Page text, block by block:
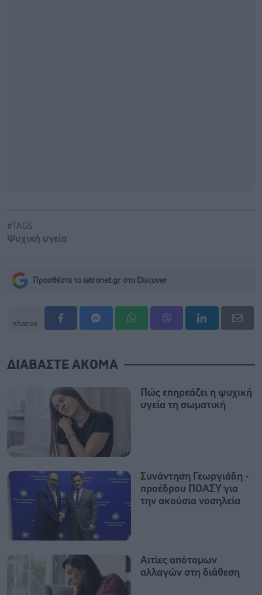
#TAGS
Ψυχική υγεία
Προσθέστε το iatronet.gr στο Discover
shares
ΔΙΑΒΑΣΤΕ ΑΚΟΜΑ
Πώς επηρεάζει η ψυχική
υγεία τη σωματική
Συνάντηση Γεωργιάδη -
προέδρου ΠΟΑΣΥ για
την ακούσια νοσηλεία
Αιτίες απότομων
αλλαγών στη διάθεση